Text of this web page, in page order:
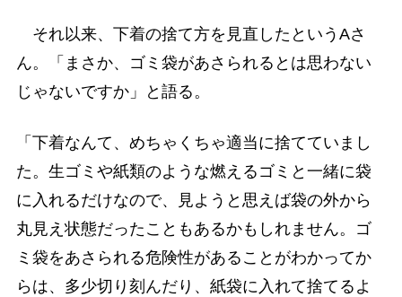
それ以来、下着の捨て方を見直したというAさ
ん。「まさか、ゴミ袋があさられるとは思わない
じゃないですか」と語る。
「下着なんて、めちゃくちゃ適当に捨てていまし
た。生ゴミや紙類のような燃えるゴミと一緒に袋
に入れるだけなので、見ようと思えば袋の外から
丸見え状態だったこともあるかもしれません。ゴ
ミ袋をあさられる危険性があることがわかってか
らは、多少切り刻んだり、紙袋に入れて捨てるよ